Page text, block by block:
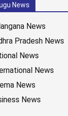
News
News
Pradesh News
News
News
News
News